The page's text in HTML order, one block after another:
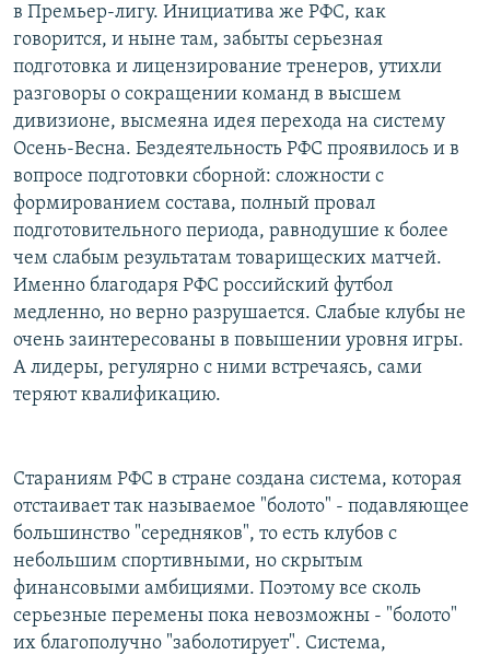
в Премьер-лигу. Инициатива же РФС, как
говорится, и ныне там, забыты серьезная
подготовка и лицензирование тренеров, утихли
разговоры о сокращении команд в высшем
дивизионе, высмеяна идея перехода на систему
Осень-Весна. Бездеятельность РФС проявилось и в
вопросе подготовки сборной: сложности с
формированием состава, полный провал
подготовительного периода, равнодушие к более
чем слабым результатам товарищеских матчей.
Именно благодаря РФС российский футбол
медленно, но верно разрушается. Слабые клубы не
очень заинтересованы в повышении уровня игры.
А лидеры, регулярно с ними встречаясь, сами
теряют квалификацию.
Стараниям РФС в стране создана система, которая
отстаивает так называемое "болото" - подавляющее
большинство "середняков", то есть клубов с
небольшим спортивными, но скрытым
финансовыми амбициями. Поэтому все сколь
серьезные перемены пока невозможны - "болото"
их благополучно "заболотирует". Система,